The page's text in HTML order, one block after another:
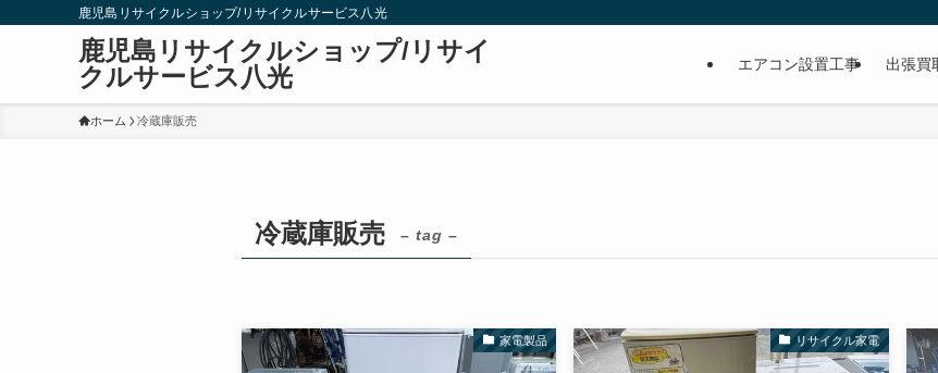
鹿児島リサイクルショップ/リサイクルサービス八光
鹿児島リサイクルショップ/リサイ
クルサービス八光
エアコン設置工事 出張買
ホーム 冷蔵庫販売
冷蔵庫販売 – tag –
家電製品 リサイクル家電